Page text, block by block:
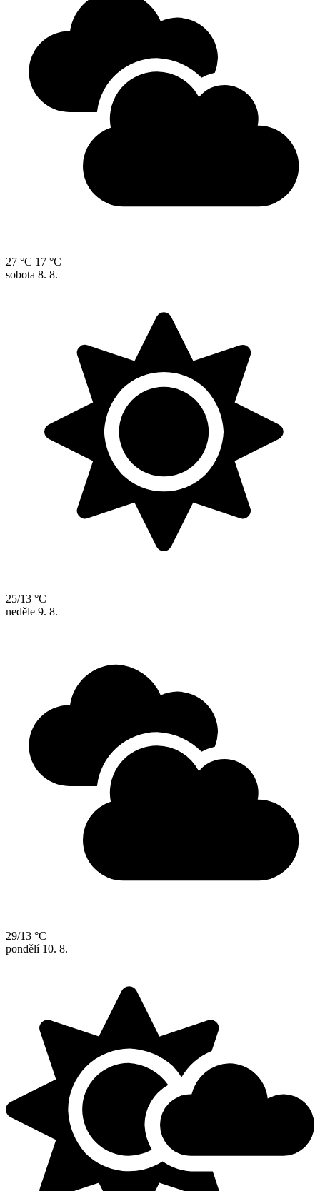
27 °C 17 °C
sobota 8. 8.
25/13 °C
neděle 9. 8.
29/13 °C
pondělí 10. 8.